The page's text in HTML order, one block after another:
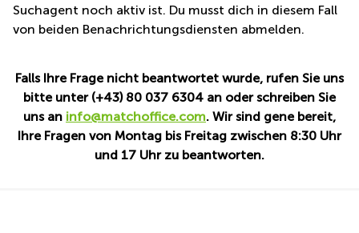
Suchagent noch aktiv ist. Du musst dich in diesem Fall
von beiden Benachrichtungsdiensten abmelden.
Falls Ihre Frage nicht beantwortet wurde, rufen Sie uns
bitte unter (+43) 80 037 6304 an oder schreiben Sie
uns an info@matchoffice.com. Wir sind gene bereit,
Ihre Fragen von Montag bis Freitag zwischen 8:30 Uhr
und 17 Uhr zu beantworten.